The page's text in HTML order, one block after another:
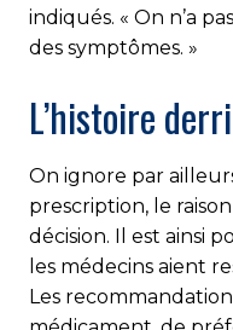
indiqués. « On n’a
des symptômes. »
L’histoire
On ignore par
prescription, le
décision. Il est ainsi
les médecins aient
Les